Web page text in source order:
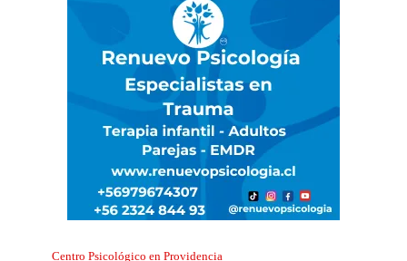
Centro Psicológico en Providencia